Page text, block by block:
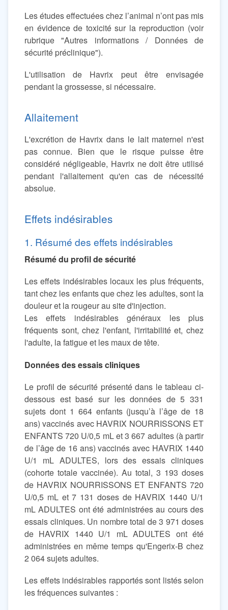
Les études effectuées chez l’animal n’ont pas mis
en évidence de toxicité sur la reproduction (voir
rubrique "Autres informations / Données de
sécurité préclinique").
L'utilisation de Havrix peut être envisagée
pendant la grossesse, si nécessaire.
Allaitement
L'excrétion de Havrix dans le lait maternel n'est
pas connue. Bien que le risque puisse être
considéré négligeable, Havrix ne doit être utilisé
pendant l'allaitement qu'en cas de nécessité
absolue.
Effets indésirables
1. Résumé des effets indésirables
Résumé du profil de sécurité
Les effets indésirables locaux les plus fréquents,
tant chez les enfants que chez les adultes, sont la
douleur et la rougeur au site d'injection.
Les effets indésirables généraux les plus
fréquents sont, chez l'enfant, l'irritabilité et, chez
l'adulte, la fatigue et les maux de tête.
Données des essais cliniques
Le profil de sécurité présenté dans le tableau ci-
dessous est basé sur les données de 5 331
sujets dont 1 664 enfants (jusqu’à l’âge de 18
ans) vaccinés avec HAVRIX NOURRISSONS ET
ENFANTS 720 U/0,5 mL et 3 667 adultes (à partir
de l’âge de 16 ans) vaccinés avec HAVRIX 1440
U/1 mL ADULTES, lors des essais cliniques
(cohorte totale vaccinée). Au total, 3 193 doses
de HAVRIX NOURRISSONS ET ENFANTS 720
U/0,5 mL et 7 131 doses de HAVRIX 1440 U/1
mL ADULTES ont été administrées au cours des
essais cliniques. Un nombre total de 3 971 doses
de HAVRIX 1440 U/1 mL ADULTES ont été
administrées en même temps qu'Engerix-B chez
2 064 sujets adultes.
Les effets indésirables rapportés sont listés selon
les fréquences suivantes :